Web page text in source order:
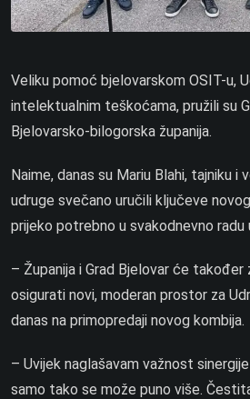
Veliku pomoć bjelovarskom OSIT-u,
intelektualnim teškoćama, pružili su
Bjelovarsko-bilogorska županija.
Naime, danas su Mariu Blahi, tajniku
udruge svečano uručili ključeve
prijeko potrebno u svakodnevno radu
– Županija i Grad Bjelovar će također
osigurati novi, moderan prostor za
danas na primopredaji novog kombija.
– Uvijek naglašavam važnost
samo tako se može puno više.